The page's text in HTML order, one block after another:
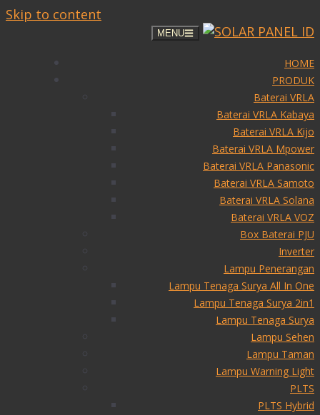
Skip to content
MENU
HOME
PRODUK
Baterai VRLA
Baterai VRLA Kabaya
Baterai VRLA Kijo
Baterai VRLA Mpower
Baterai VRLA Panasonic
Baterai VRLA Samoto
Baterai VRLA Solana
Baterai VRLA VOZ
Box Baterai PJU
Inverter
Lampu Penerangan
Lampu Tenaga Surya All In One
Lampu Tenaga Surya 2in1
Lampu Tenaga Surya
Lampu Sehen
Lampu Taman
Lampu Warning Light
PLTS
PLTS Hybrid